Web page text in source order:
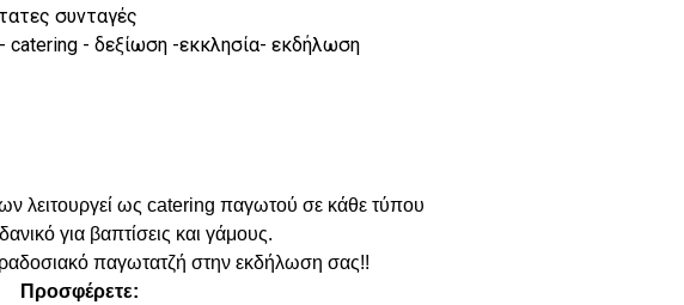
συνταγές
catering - δεξίωση -εκκλησία- εκδήλωση
λειτουργεί ως catering παγωτού σε κάθε τύπου
για βαπτίσεις και γάμους.
παγωτατζή στην εκδήλωση σας!!
Προσφέρετε: